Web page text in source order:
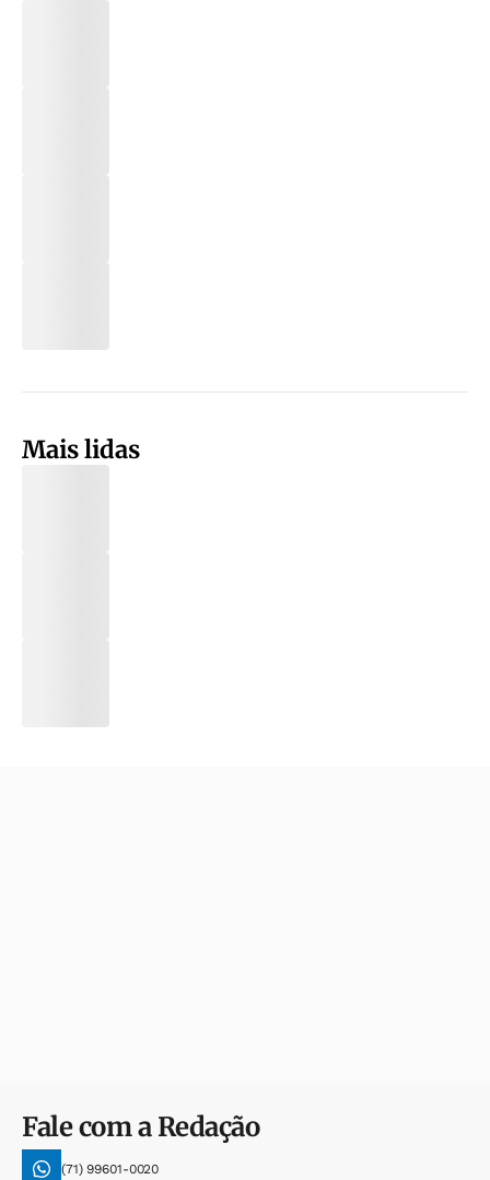
Mais lidas
Fale com a Redação
(71) 99601-0020